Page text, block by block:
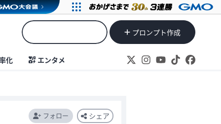
プロンプト作成
化 エンタメ
フォロー シェア